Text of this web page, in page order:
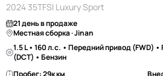
2024 35TFSI Luxury Sport
21 день в продаже
Местная сборка · Jinan
1.5 L • 160 л.с. • Передний привод (FWD)
(DCT) • Бензин
Пробег: 29к км